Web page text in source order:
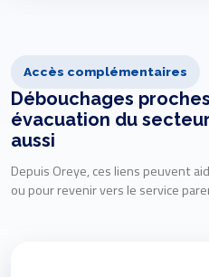
Accès complémentaires
Débouchages
évacuation du
aussi
Depuis Oreye, ces liens peuvent
ou pour revenir vers le service